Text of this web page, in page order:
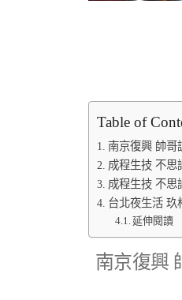
Table of
南京復興 帥哥
成程生技 不思
成程生技 不思
台北夜生活 玖
延伸閱讀
南京復興